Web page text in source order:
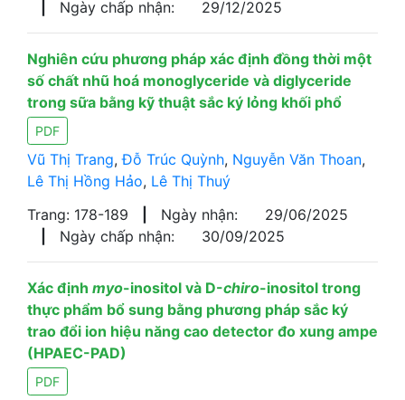
Ngày chấp nhận: 29/12/2025
Nghiên cứu phương pháp xác định đồng thời một
số chất nhũ hoá monoglyceride và diglyceride
trong sữa bằng kỹ thuật sắc ký lỏng khối phổ
PDF
Vũ Thị Trang,Đỗ Trúc Quỳnh, Nguyễn Văn Thoan,
Lê Thị Hồng Hảo, Lê Thị Thuý
Trang: 178-189
Ngày nhận:
29/06/2025
Ngày chấp nhận: 30/09/2025
Xác định myo-inositol và D-chiro-inositol trong
thực phẩm bổ sung bằng phương pháp sắc ký
trao đổi ion hiệu năng cao detector đo xung ampe
(HPAEC-PAD)
PDF